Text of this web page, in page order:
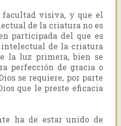
facultad visiva, y que el
de la criatura no es
participada del que es
de la criatura
la luz primera, bien se
perfección de gracia o
se requiere, por parte
que le preste eficacia
ha de estar unido de